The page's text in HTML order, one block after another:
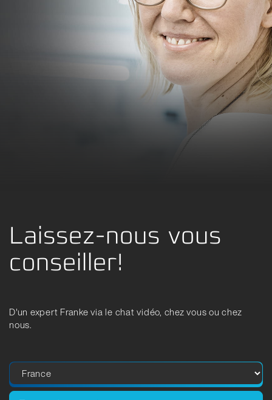
Laissez-nous vous
conseiller!
D'un expert Franke via le chat vidéo, chez vous ou chez
nous.